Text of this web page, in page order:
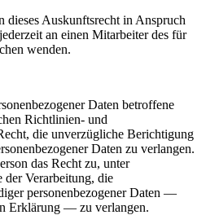
dieses Auskunftsrecht in Anspruch
an einen Mitarbeiter des für
wenden.
Daten betroffene
Richtlinien- und
die unverzügliche Berichtigung
Daten zu verlangen.
das Recht zu, unter
Verarbeitung, die
personenbezogener Daten —
Erklärung — zu verlangen.